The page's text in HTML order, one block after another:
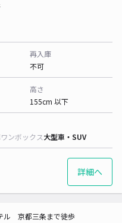
再入庫
不可
高さ
155cm 以下
ワンボックス大型車・SUV
詳細へ
ル 京都三条まで徒歩